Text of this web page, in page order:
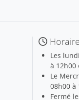
Les
à 12h00
Le
08h00 à
Fermé